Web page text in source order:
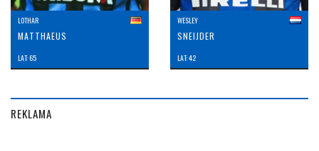
LOTHAR
MATTHAEUS
LAT: 65
WESLEY
SNEIJDER
LAT: 42
REKLAMA